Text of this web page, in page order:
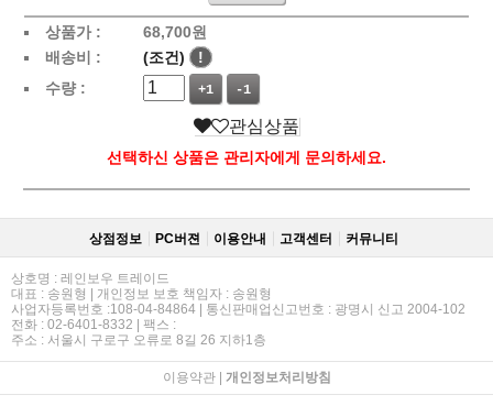
상품가 : 68,700원
배송비 :
(조건)
!
수량 :
+1 -1
관심상품
선택하신 상품은 관리자에게 문의하세요.
상점정보 PC버젼 이용안내 고객센터 커뮤니티
상호명 : 레인보우 트레이드
대표 : 송원형 | 개인정보 보호 책임자 : 송원형
사업자등록번호 :108-04-84864 | 통신판매업신고번호 : 광명시 신고 2004-102
전화 : 02-6401-8332 | 팩스 :
주소 : 서울시 구로구 오류로 8길 26 지하1층
이용약관| 개인정보처리방침